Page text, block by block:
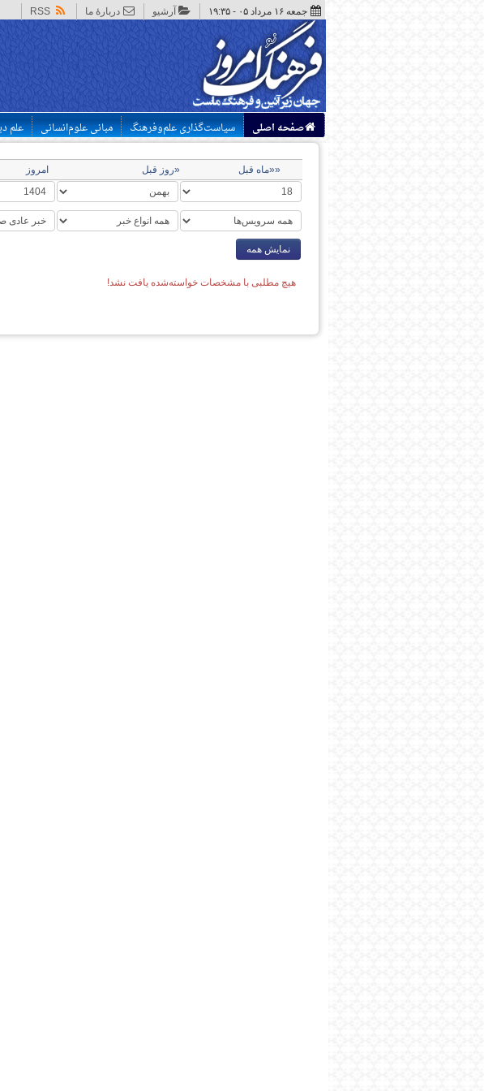
جمعه ۱۶ مرداد ۰۵ - ۱۹:۳۵ آرشیو دربارهٔ ما RSS
صفحه اصلی سیاست‌گذاری علم‌وفرهنگ مبانی علوم‌انسانی علم
««ماه قبل «روز قبل امروز
نمایش همه
هیچ مطلبی با مشخصات خواسته‌شده یافت نشد!